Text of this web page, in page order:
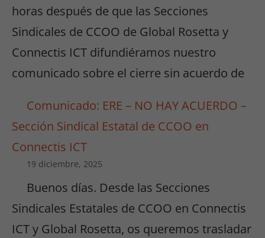
horas después de que las Secciones
Sindicales de CCOO de Global Rosetta y
Connectis ICT difundiéramos nuestro
comunicado sobre el cierre sin acuerdo de
Comunicado: ERE – NO HAY ACUERDO –
Sección Sindical Estatal de CCOO en
Connectis ICT
19 diciembre, 2025
Buenos días. Desde las Secciones
Sindicales Estatales de CCOO en Connectis
ICT y Global Rosetta, os queremos trasladar